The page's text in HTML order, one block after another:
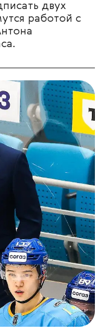
двух
работой с